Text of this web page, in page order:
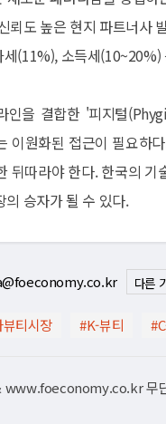
뢰도 높은 현지 파트너사
(11%), 소득세(10~20%)
인을 결합한 '피지털
이원화된 접근이 필요하
뒤따라야 한다. 한국의
의 승자가 될 수 있다.
다른
티시장 #K-뷰티
무